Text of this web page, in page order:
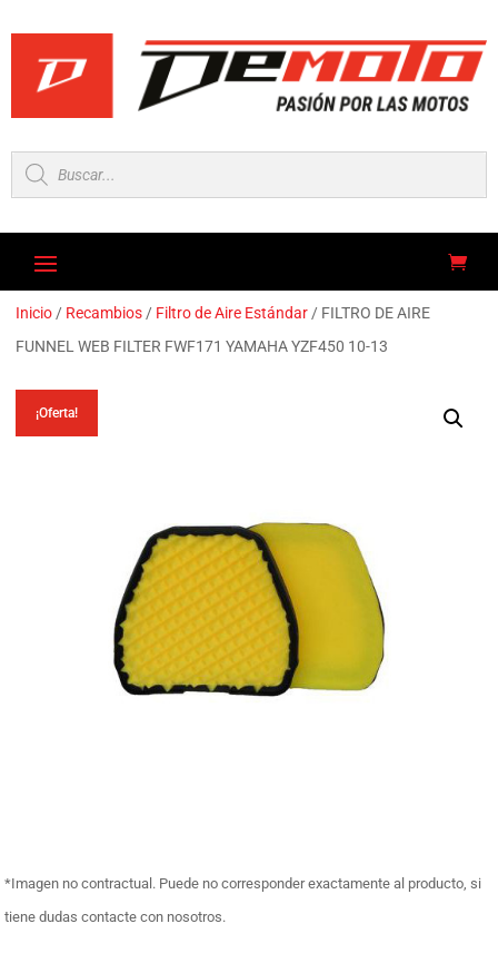
Búsqueda
de
productos
Inicio / Recambios / Filtro de Aire Estándar / FILTRO DE AIRE
FUNNEL WEB FILTER FWF171 YAMAHA YZF450 10-13
¡Oferta!
*Imagen no contractual. Puede no corresponder exactamente al producto, si
tiene dudas contacte con nosotros.